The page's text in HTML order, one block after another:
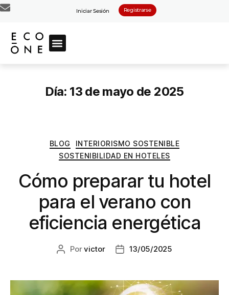
Iniciar Sesión Registrarse
Día: 13 de mayo de 2025
BLOG
INTERIORISMO SOSTENIBLE
SOSTENIBILIDAD EN HOTELES
Cómo preparar tu hotel
para el verano con
eficiencia energética
Porvictor 13/05/2025